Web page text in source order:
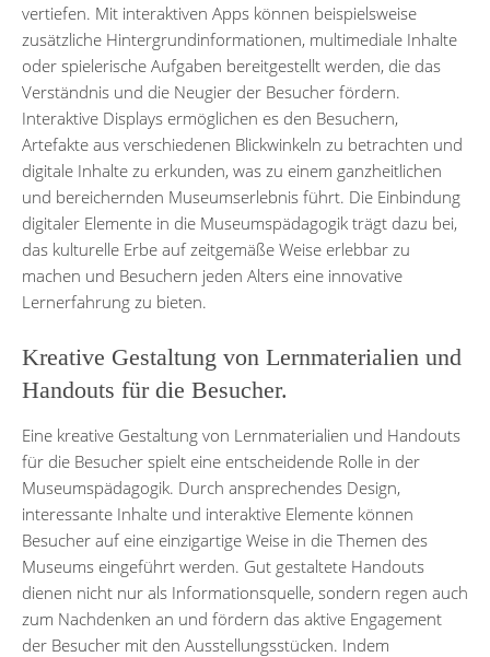
vertiefen. Mit interaktiven Apps können beispielsweise
zusätzliche Hintergrundinformationen, multimediale Inhalte
oder spielerische Aufgaben bereitgestellt werden, die das
Verständnis und die Neugier der Besucher fördern.
Interaktive Displays ermöglichen es den Besuchern,
Artefakte aus verschiedenen Blickwinkeln zu betrachten und
digitale Inhalte zu erkunden, was zu einem ganzheitlichen
und bereichernden Museumserlebnis führt. Die Einbindung
digitaler Elemente in die Museumspädagogik trägt dazu bei,
das kulturelle Erbe auf zeitgemäße Weise erlebbar zu
machen und Besuchern jeden Alters eine innovative
Lernerfahrung zu bieten.
Kreative Gestaltung von Lernmaterialien und
Handouts für die Besucher.
Eine kreative Gestaltung von Lernmaterialien und Handouts
für die Besucher spielt eine entscheidende Rolle in der
Museumspädagogik. Durch ansprechendes Design,
interessante Inhalte und interaktive Elemente können
Besucher auf eine einzigartige Weise in die Themen des
Museums eingeführt werden. Gut gestaltete Handouts
dienen nicht nur als Informationsquelle, sondern regen auch
zum Nachdenken an und fördern das aktive Engagement
der Besucher mit den Ausstellungsstücken. Indem